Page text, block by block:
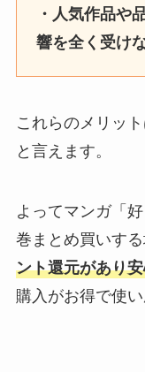
・人気作品や
響を全く受け
これらのメリッ
と言えます。
よってマンガ「
巻まとめ買いす
ント還元があり
購入がお得で使